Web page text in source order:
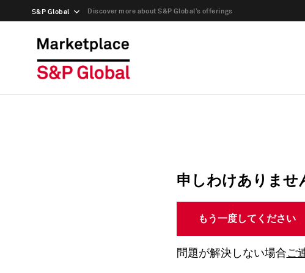
S&P Global Discover more about S&P Global’s offerings
申しわけありませ
もう一度してください
問題が解決しない場合ご